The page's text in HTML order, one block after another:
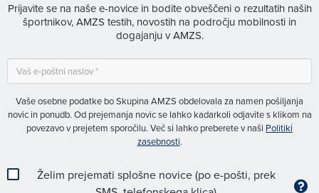
Prijavite se na naše e-novice in bodite obveščeni o rezultatih naših
športnikov, AMZS testih, novostih na področju mobilnosti in
dogajanju v AMZS.
Vaše osebne podatke bo Skupina AMZS obdelovala za namen pošiljanja
novic in ponudb. Od prejemanja novic se lahko kadarkoli odjavite s klikom na
povezavo v prejetem sporočilu. Več si lahko preberete v naši Politiki
zasebnosti.
Želim prejemati splošne novice (po e-pošti, prek